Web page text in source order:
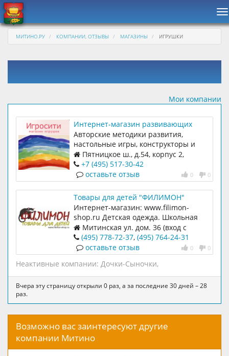
МИТИНО.РУ КОМПАНИИ, ОТЗЫВЫ МАГАЗИНЫ ИГРУШКИ
Мои компании
Интернет-магазин развивающих
игрушек Игросити
Авторские методики развития,
настольные игры, конструкторы и
мозаики, книги и пособия, наборы для
творчества, игры на свежем воздухе и
многое другое!
Пятницкое ш., д.54, корпус 2,
строение 6, 1 этаж, офис 113
+7 (495) 517-30-42
0 0
оставьте отзыв
Товары для детей "ФИЛИМОН"
Интернет-магазин: www.filimon-
shop.ru Детская одежда. Школьная
форма.Карнавальные костюмы.
Митинская ул. дом. 36 (вход с
торца)
(495) 778-72-37, (495) 764-24-31
0 0
оставьте отзыв
Неактивные компании: Дочки-Сыночки,
Вчера эту страницу открыли 0 раз, а за последние 30 дней – 28
раз.
Возможно вас заинтересуют другие
компании Митино